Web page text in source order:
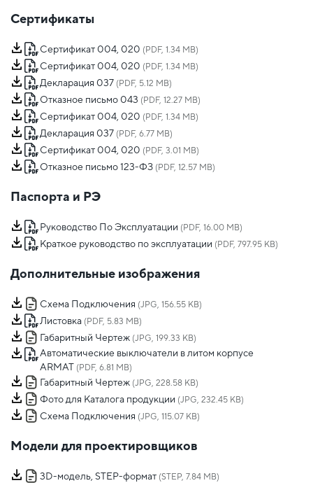
Сертификаты
Сертификат 004, 020 (PDF, 1.34 MB)
Сертификат 004, 020 (PDF, 1.34 MB)
Декларация 037 (PDF, 5.12 MB)
Отказное письмо 043 (PDF, 12.27 MB)
Сертификат 004, 020 (PDF, 1.34 MB)
Декларация 037 (PDF, 6.77 MB)
Сертификат 004, 020 (PDF, 3.01 MB)
Отказное письмо 123-ФЗ (PDF, 12.57 MB)
Паспорта и РЭ
Руководство По Эксплуатации (PDF, 16.00 MB)
Краткое руководство по эксплуатации (PDF, 797.95 KB)
Дополнительные изображения
Схема Подключения (JPG, 156.55 KB)
Листовка (PDF, 5.83 MB)
Габаритный Чертеж (JPG, 199.33 KB)
Автоматические выключатели в литом корпусе
ARMAT (PDF, 6.81 MB)
Габаритный Чертеж (JPG, 228.58 KB)
Фото для Каталога продукции (JPG, 232.45 KB)
Схема Подключения (JPG, 115.07 KB)
Модели для проектировщиков
3D-модель, STEP-формат (STEP, 7.84 MB)